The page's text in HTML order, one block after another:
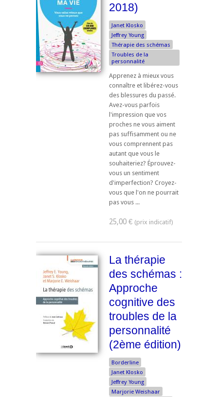
2018)
Janet Klosko
Jeffrey Young
Thérapie des schémas
Troubles de la
personnalité
Apprenez à mieux vous
connaître et libérez-vous
des blessures du passé.
Avez-vous parfois
l'impression que vos
proches ne vous aiment
pas suffisamment ou ne
vous comprennent pas
autant que vous le
souhaiteriez? Éprouvez-
vous un sentiment
d'imperfection? Croyez-
vous que l'on ne pourrait
pas vous ...
25,00 €
La thérapie
des schémas :
Approche
cognitive des
troubles de la
personnalité
(2ème édition)
Borderline
Janet Klosko
Jeffrey Young
Marjorie Weishaar